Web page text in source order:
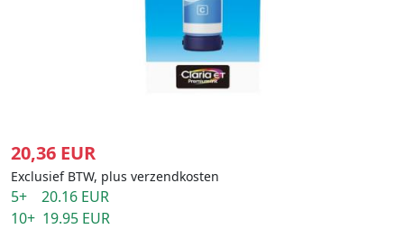
20,36 EUR
Exclusief BTW, plus verzendkosten
5+ 20.16 EUR
10+ 19.95 EUR